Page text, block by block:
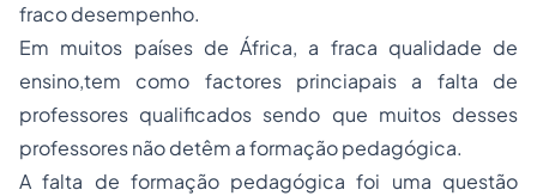
fraco desempenho.
Em muitos países de África, a fraca qualidade de
ensino,tem como factores princiapais a falta de
professores qualificados sendo que muitos desses
professores não detêm a formação pedagógica.
A falta de formação pedagógica foi uma questão